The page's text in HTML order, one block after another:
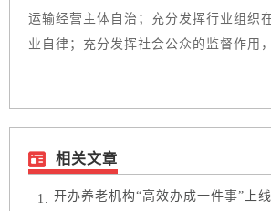
运输经营主体自治；充分发挥行业组织
业自律；充分发挥社会公众的监督作用
相关文章
开办养老机构“高效办成一件事”上